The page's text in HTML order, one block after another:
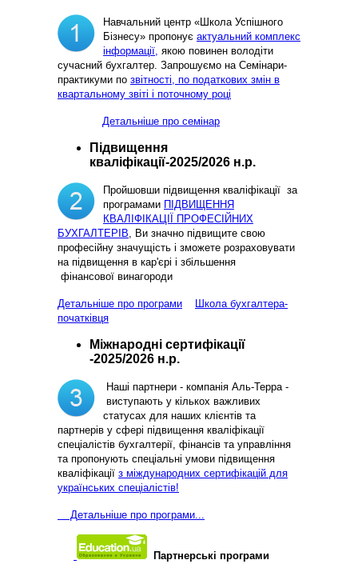
Навчальний центр «Школа Успішного
Бізнесу» пропонує актуальний комплекс
інформації, якою повинен володіти
сучасний бухгалтер. Запрошуємо на Семінари-
практикуми по звітності, по податкових змін в
квартальному звіті і поточному році
Детальніше про семінар
Підвищення
кваліфікації-2025/2026 н.р.
Пройшовши підвищення кваліфікації за
програмами ПІДВИЩЕННЯ
КВАЛІФІКАЦІЇ ПРОФЕСІЙНИХ
БУХГАЛТЕРІВ, Ви значно підвищите свою
професійну значущість і зможете розраховувати
на підвищення в кар'єрі і збільшення
фінансової винагороди
Детальніше про програми
Школа бухгалтера-
початківця
Міжнародні сертифікації
-2025/2026 н.р.
Наші партнери - компанія Аль-Терра -
виступають у кількох важливих
статусах для наших клієнтів та
партнерів у сфері підвищення кваліфікації
спеціалістів бухгалтерії, фінансів та управління
та пропонують спеціальні умови підвищення
кваліфікації з міждународних сертифікацій для
українських спеціалістів!
Детальніше про програми...
Партнерські програми